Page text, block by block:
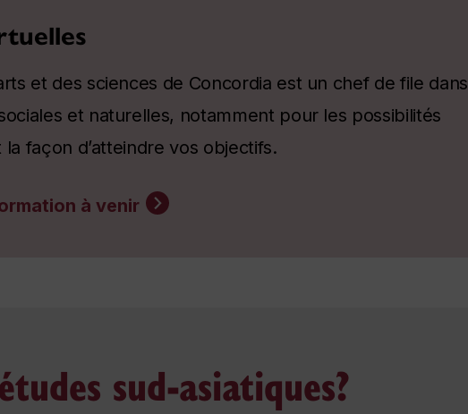
et des sciences de Concordia est un chef de file dans
et naturelles, notamment pour les possibilités
façon d’atteindre vos objectifs.
à venir
sud-asiatiques?